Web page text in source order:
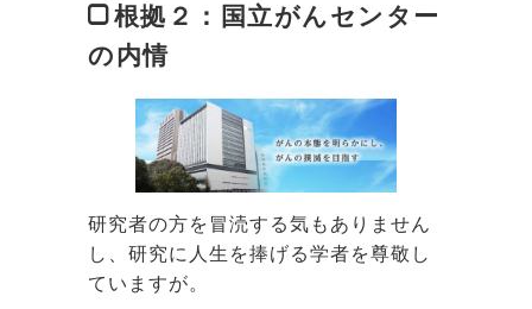
根拠２：国立がんセンター
の内情
研究者の方を冒涜する気もありません
し、研究に人生を捧げる学者を尊敬し
ていますが。